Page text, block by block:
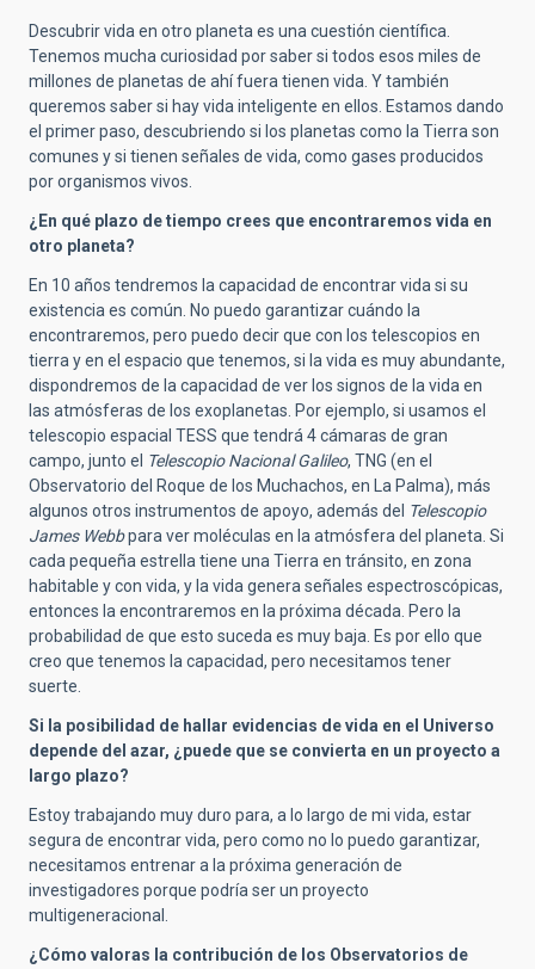
Descubrir vida en otro planeta es una cuestión científica.
Tenemos mucha curiosidad por saber si todos esos miles de
millones de planetas de ahí fuera tienen vida. Y también
queremos saber si hay vida inteligente en ellos. Estamos dando
el primer paso, descubriendo si los planetas como la Tierra son
comunes y si tienen señales de vida, como gases producidos
por organismos vivos.
¿En qué plazo de tiempo crees que encontraremos vida en
otro planeta?
En 10 años tendremos la capacidad de encontrar vida si su
existencia es común. No puedo garantizar cuándo la
encontraremos, pero puedo decir que con los telescopios en
tierra y en el espacio que tenemos, si la vida es muy abundante,
dispondremos de la capacidad de ver los signos de la vida en
las atmósferas de los exoplanetas. Por ejemplo, si usamos el
telescopio espacial TESS que tendrá 4 cámaras de gran
campo, junto el Telescopio Nacional Galileo, TNG (en el
Observatorio del Roque de los Muchachos, en La Palma), más
algunos otros instrumentos de apoyo, además del Telescopio
James Webbpara ver moléculas en la atmósfera del planeta. Si
cada pequeña estrella tiene una Tierra en tránsito, en zona
habitable y con vida, y la vida genera señales espectroscópicas,
entonces la encontraremos en la próxima década. Pero la
probabilidad de que esto suceda es muy baja. Es por ello que
creo que tenemos la capacidad, pero necesitamos tener
suerte.
Si la posibilidad de hallar evidencias de vida en el Universo
depende del azar, ¿puede que se convierta en un proyecto a
largo plazo?
Estoy trabajando muy duro para, a lo largo de mi vida, estar
segura de encontrar vida, pero como no lo puedo garantizar,
necesitamos entrenar a la próxima generación de
investigadores porque podría ser un proyecto
multigeneracional.
¿Cómo valoras la contribución de los Observatorios de